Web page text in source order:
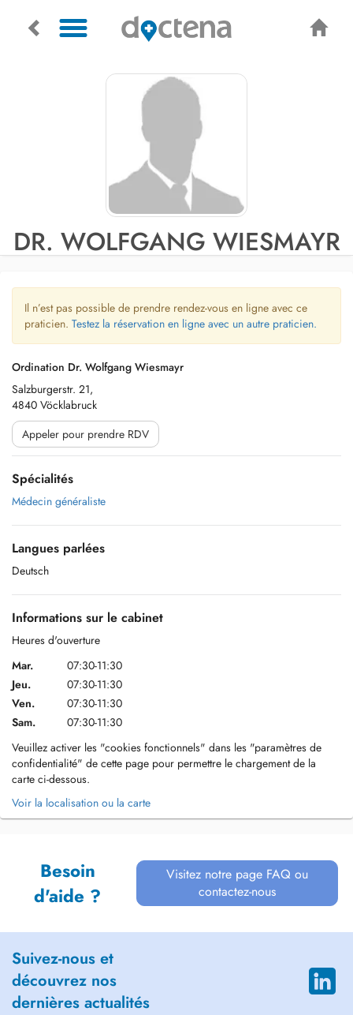
DR. WOLFGANG WIESMAYR
Il n’est pas possible de prendre rendez-vous en ligne avec ce
praticien. Testez la réservation en ligne avec un autre praticien.
Ordination Dr. Wolfgang Wiesmayr
Salzburgerstr. 21,
4840 Vöcklabruck
Appeler pour prendre RDV
Spécialités
Médecin généraliste
Langues parlées
Deutsch
Informations sur le cabinet
Heures d'ouverture
Mar.
07:30-11:30
Jeu.
07:30-11:30
Ven.
07:30-11:30
Sam.
07:30-11:30
Veuillez activer les "cookies fonctionnels" dans les "paramètres de
confidentialité" de cette page pour permettre le chargement de la
carte ci-dessous.
Voir la localisation ou la carte
Besoin
d'aide ?
Visitez notre page FAQ ou
contactez-nous
Suivez-nous et
découvrez nos
dernières actualités